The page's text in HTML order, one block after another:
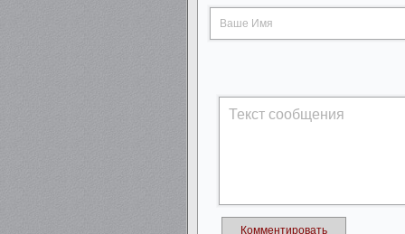
Комментировать